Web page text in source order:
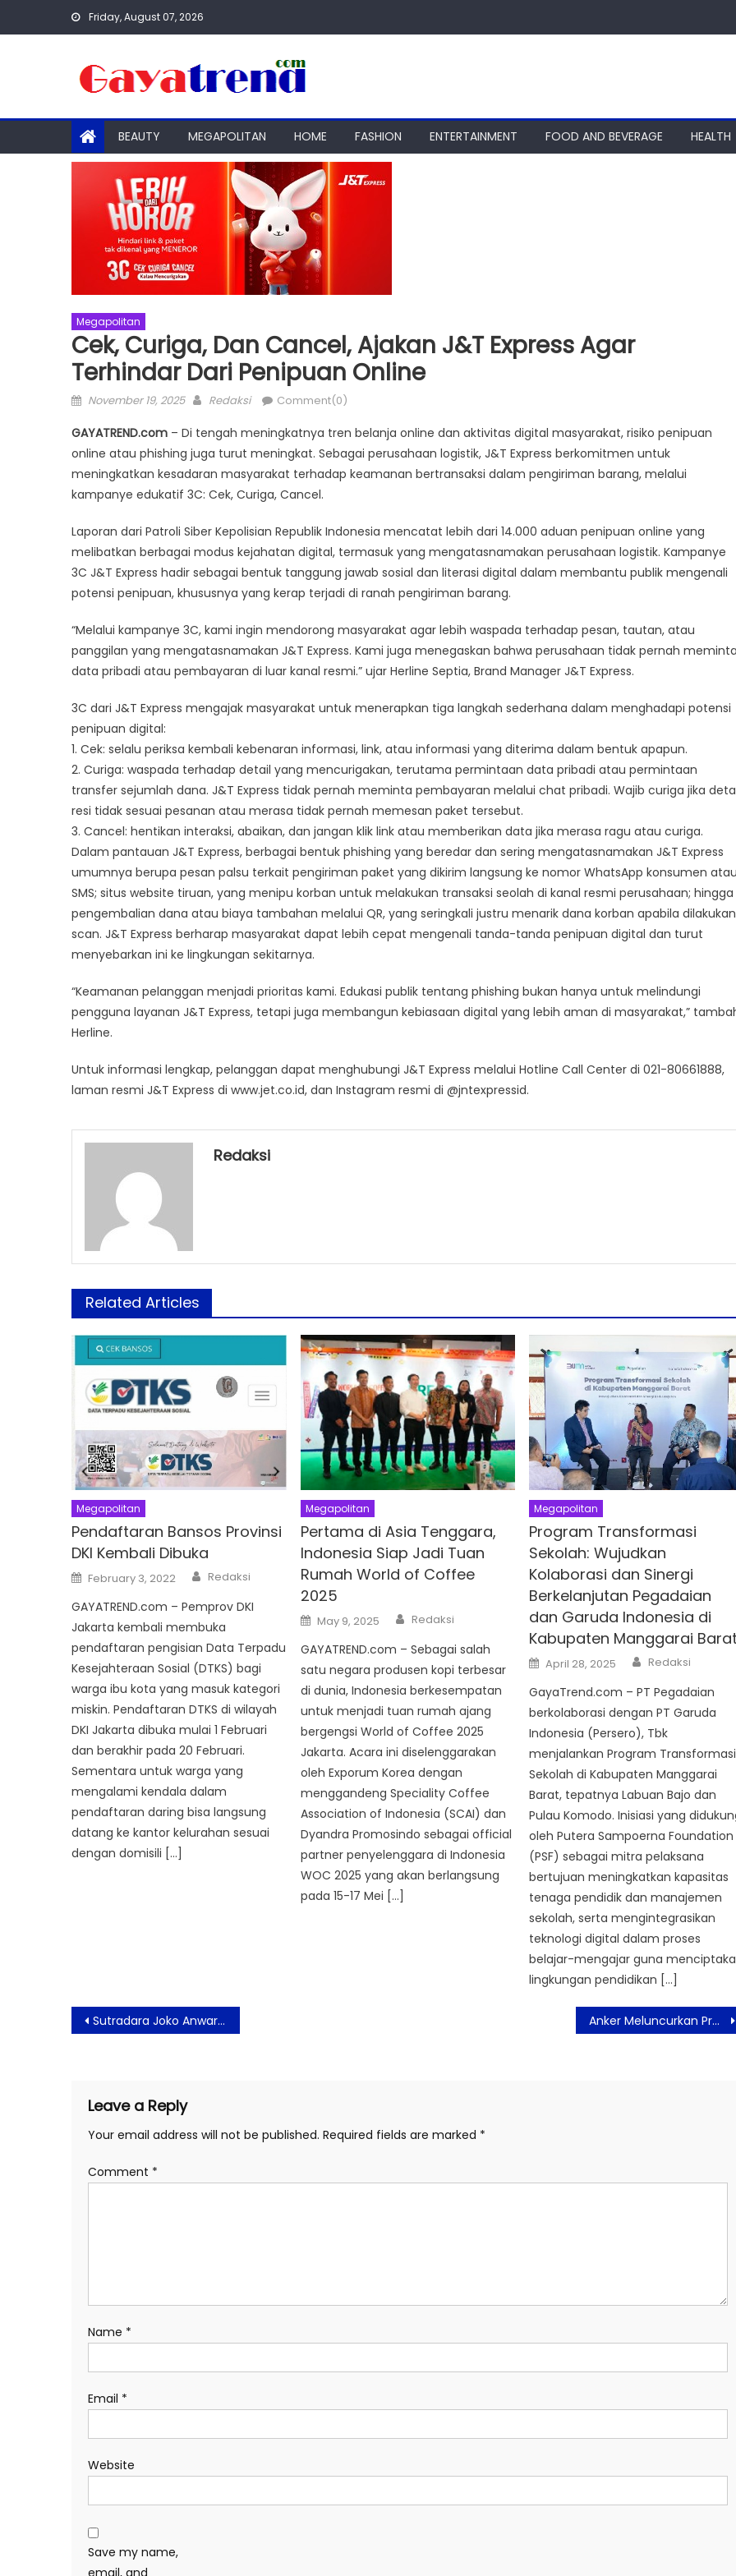
Friday, August 07, 2026
BEAUTY MEGAPOLITAN HOME FASHION ENTERTAINMENT FOOD AND BEVERAGE HEALTH
Megapolitan
Cek, Curiga, Dan Cancel, Ajakan J&T Express Agar
Terhindar Dari Penipuan Online
Posted
November 19, 2025 Author
Redaksi Comment(0)
GAYATREND.com – Di tengah meningkatnya tren belanja online dan aktivitas digital masyarakat, risiko penipuan
online atau phishing juga turut meningkat. Sebagai perusahaan logistik, J&T Express berkomitmen untuk
meningkatkan kesadaran masyarakat terhadap keamanan bertransaksi dalam pengiriman barang, melalui
kampanye edukatif 3C: Cek, Curiga, Cancel.
Laporan dari Patroli Siber Kepolisian Republik Indonesia mencatat lebih dari 14.000 aduan penipuan online yang
melibatkan berbagai modus kejahatan digital, termasuk yang mengatasnamakan perusahaan logistik. Kampanye
3C J&T Express hadir sebagai bentuk tanggung jawab sosial dan literasi digital dalam membantu publik mengenali
potensi penipuan, khususnya yang kerap terjadi di ranah pengiriman barang.
“Melalui kampanye 3C, kami ingin mendorong masyarakat agar lebih waspada terhadap pesan, tautan, atau
panggilan yang mengatasnamakan J&T Express. Kami juga menegaskan bahwa perusahaan tidak pernah meminta
data pribadi atau pembayaran di luar kanal resmi.” ujar Herline Septia, Brand Manager J&T Express.
3C dari J&T Express mengajak masyarakat untuk menerapkan tiga langkah sederhana dalam menghadapi potensi
penipuan digital:
1. Cek: selalu periksa kembali kebenaran informasi, link, atau informasi yang diterima dalam bentuk apapun.
2. Curiga: waspada terhadap detail yang mencurigakan, terutama permintaan data pribadi atau permintaan
transfer sejumlah dana. J&T Express tidak pernah meminta pembayaran melalui chat pribadi. Wajib curiga jika
resi tidak sesuai pesanan atau merasa tidak pernah memesan paket tersebut.
3. Cancel: hentikan interaksi, abaikan, dan jangan klik link atau memberikan data jika merasa ragu atau curiga.
Dalam pantauan J&T Express, berbagai bentuk phishing yang beredar dan sering mengatasnamakan J&T Express
umumnya berupa pesan palsu terkait pengiriman paket yang dikirim langsung ke nomor WhatsApp konsumen atau
SMS; situs website tiruan, yang menipu korban untuk melakukan transaksi seolah di kanal resmi perusahaan; hingga
pengembalian dana atau biaya tambahan melalui QR, yang seringkali justru menarik dana korban apabila dilakukan
scan. J&T Express berharap masyarakat dapat lebih cepat mengenali tanda-tanda penipuan digital dan turut
menyebarkan ini ke lingkungan sekitarnya.
“Keamanan pelanggan menjadi prioritas kami. Edukasi publik tentang phishing bukan hanya untuk melindungi
pengguna layanan J&T Express, tetapi juga membangun kebiasaan digital yang lebih aman di masyarakat,”
Herline.
Untuk informasi lengkap, pelanggan dapat menghubungi J&T Express melalui Hotline Call Center di 021-80661888,
laman resmi J&T Express di www.jet.co.id, dan Instagram resmi di @jntexpressid.
Redaksi
Related Articles
Megapolitan
Pendaftaran Bansos Provinsi
DKI Kembali Dibuka
Posted
on
February 3, 2022 Author
Redaksi
GAYATREND.com – Pemprov DKI
Jakarta kembali membuka
pendaftaran pengisian Data Terpadu
Kesejahteraan Sosial (DTKS) bagi
warga ibu kota yang masuk kategori
miskin. Pendaftaran DTKS di wilayah
DKI Jakarta dibuka mulai 1 Februari
dan berakhir pada 20 Februari.
Sementara untuk warga yang
mengalami kendala dalam
pendaftaran daring bisa langsung
datang ke kantor kelurahan sesuai
dengan domisili […]
Megapolitan
Pertama di Asia Tenggara,
Indonesia Siap Jadi Tuan
Rumah World of Coffee
2025
Posted
on
May 9, 2025 Author
Redaksi
GAYATREND.com – Sebagai salah
satu negara produsen kopi terbesar
di dunia, Indonesia berkesempatan
untuk menjadi tuan rumah ajang
bergengsi World of Coffee 2025
Jakarta. Acara ini diselenggarakan
oleh Exporum Korea dengan
menggandeng Speciality Coffee
Association of Indonesia (SCAI) dan
Dyandra Promosindo sebagai official
partner penyelenggara di Indonesia
WOC 2025 yang akan berlangsung
pada 15-17 Mei […]
Megapolitan
Program Transformasi
Sekolah: Wujudkan
Kolaborasi dan Sinergi
Berkelanjutan Pegadaian
dan Garuda Indonesia di
Kabupaten Manggarai Barat
Posted
on
April 28, 2025 Author
Redaksi
GayaTrend.com – PT Pegadaian
berkolaborasi dengan PT Garuda
Indonesia (Persero), Tbk
menjalankan Program Transformasi
Sekolah di Kabupaten Manggarai
Barat, tepatnya Labuan Bajo dan
Pulau Komodo. Inisiasi yang
oleh Putera Sampoerna Foundation
(PSF) sebagai mitra pelaksana
bertujuan meningkatkan kapasitas
tenaga pendidik dan manajemen
sekolah, serta mengintegrasikan
teknologi digital dalam proses
belajar-mengajar guna
lingkungan pendidikan […]
Post
navigation
Sutradara Joko Anwar Hadirkan Film Legenda Kelam Malin Kundang Anker Meluncurkan Produk Nano Series, Teknologi Pengisian Super Fast Charging dengan Desain yang Ringan untuk Gaya Hidup yang Aktif
Leave a Reply
Your email address will not be published. Required fields are marked *
Comment *
Name *
Email *
Website
Save my name,